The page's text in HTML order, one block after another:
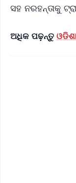
ସହ ନରହନ୍ତାକୁ
ଅଧିକ ପଢ଼ନ୍ତୁ